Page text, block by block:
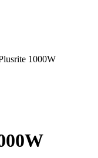
1000W